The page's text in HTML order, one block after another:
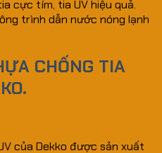
cực tím, tia UV hiệu quả.
trình dẫn nước nóng lạnh
CHỐNG TIA
của Dekko được sản xuất